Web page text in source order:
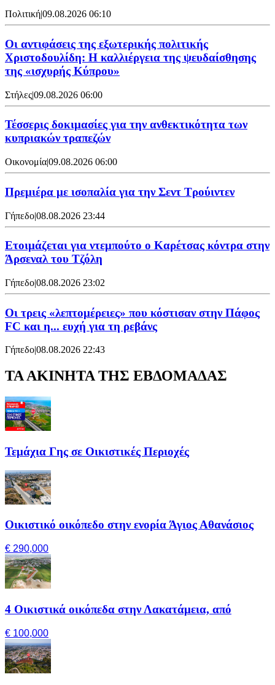
Πολιτική|09.08.2026 06:10
Οι αντιφάσεις της εξωτερικής πολιτικής
Χριστοδουλίδη: Η καλλιέργεια της ψευδαίσθησης
της «ισχυρής Κύπρου»
Στήλες|09.08.2026 06:00
Τέσσερις δοκιμασίες για την ανθεκτικότητα των
κυπριακών τραπεζών
Οικονομία|09.08.2026 06:00
Πρεμιέρα με ισοπαλία για την Σεντ Τρούιντεν
Γήπεδο|08.08.2026 23:44
Ετοιμάζεται για ντεμπούτο ο Καρέτσας κόντρα στην
Άρσεναλ του Τζόλη
Γήπεδο|08.08.2026 23:02
Οι τρεις «λεπτομέρειες» που κόστισαν στην Πάφος
FC και η... ευχή για τη ρεβάνς
Γήπεδο|08.08.2026 22:43
ΤΑ ΑΚΙΝΗΤΑ ΤΗΣ ΕΒΔΟΜΑΔΑΣ
Τεμάχια Γης σε Οικιστικές Περιοχές
Οικιστικό οικόπεδο στην ενορία Άγιος Αθανάσιος
€ 290,000
4 Οικιστικά οικόπεδα στην Λακατάμεια, από
€ 100,000